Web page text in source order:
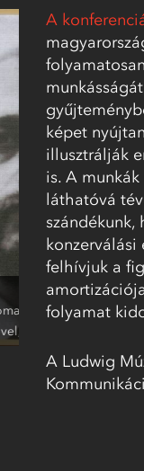
A
képet
illusztrálják
is. A
láthatóvá
felhívjuk a
folyamat
A Ludwig